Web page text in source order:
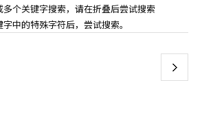
个关键字搜索，请在折叠后尝试搜索
中的特殊字符后，尝试搜索。
下